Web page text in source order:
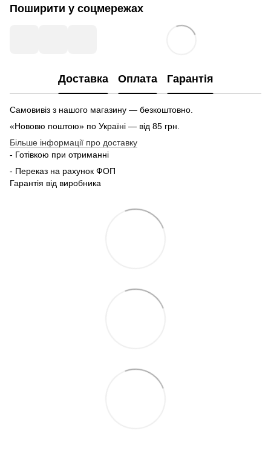
Поширити у соцмережах
Доставка Оплата Гарантія
Самовивіз з нашого магазину — безкоштовно.
«Нововю поштою» по Україні — від 85 грн.
Більше інформації про доставку
- Готівкою при отриманні
- Переказ на рахунок ФОП
Гарантія від виробника